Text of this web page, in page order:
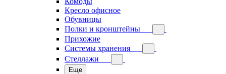
Кресло офисное
Обувницы
Полки и кронштейны
Прихожие
Системы хранения
Стеллажи
Еще